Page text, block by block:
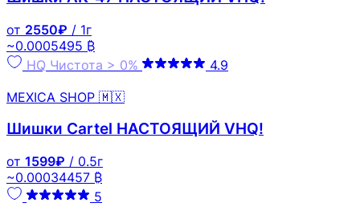
от 2550₽ / 1г
~0.0005495 ₿
HQ Чистота > 0%
4.9
MEXICA SHOP 🇲🇽
Шишки Cartel НАСТОЯЩИЙ VHQ!
от 1599₽ / 0.5г
~0.00034457 ₿
5